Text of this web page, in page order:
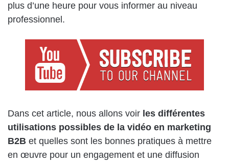
plus d’une heure pour vous informer au niveau
professionnel.
Dans cet article, nous allons voir les différentes
utilisations possibles de la vidéo en marketing
B2B et quelles sont les bonnes pratiques à mettre
en œuvre pour un engagement et une diffusion